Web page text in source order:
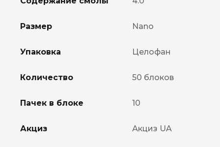
Размер Nano
Упаковка Целофан
Количество 50 блоков
Пачек в блоке 10
Акциз Акциз UA